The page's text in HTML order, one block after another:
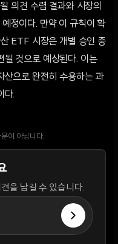
의견 수렴 결과와 시장의
정이다. 만약 이 규칙이 확
ETF 시장은 개별 승인 중
될 것으로 예상된다. 이는
산으로 완전히 수용하는 과
다.
이 아닙니다.
을 남길 수 있습니다.